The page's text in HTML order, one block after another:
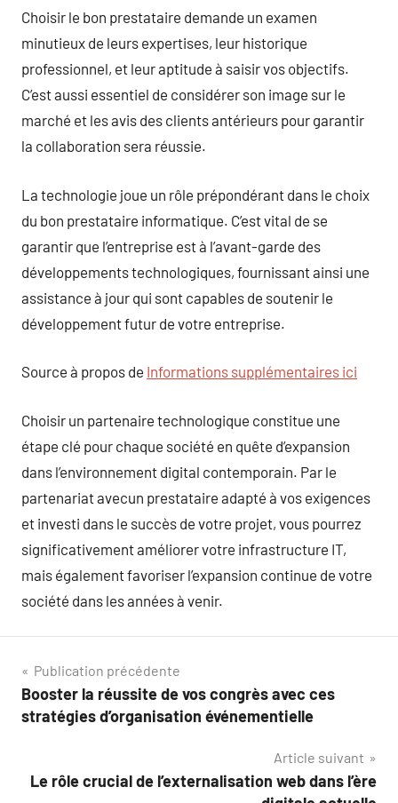
Choisir le bon prestataire demande un examen
minutieux de leurs expertises, leur historique
professionnel, et leur aptitude à saisir vos objectifs.
C’est aussi essentiel de considérer son image sur le
marché et les avis des clients antérieurs pour garantir
la collaboration sera réussie.
La technologie joue un rôle prépondérant dans le choix
du bon prestataire informatique. C’est vital de se
garantir que l’entreprise est à l’avant-garde des
développements technologiques, fournissant ainsi une
assistance à jour qui sont capables de soutenir le
développement futur de votre entreprise.
Source à propos de Informations supplémentaires ici
Choisir un partenaire technologique constitue une
étape clé pour chaque société en quête d’expansion
dans l’environnement digital contemporain. Par le
partenariat avecun prestataire adapté à vos exigences
et investi dans le succès de votre projet, vous pourrez
significativement améliorer votre infrastructure IT,
mais également favoriser l’expansion continue de votre
société dans les années à venir.
Navigation
de
Publication précédente
Booster la réussite de vos congrès avec ces
stratégies d’organisation événementielle
Article suivant
Le rôle crucial de l’externalisation web dans l’ère